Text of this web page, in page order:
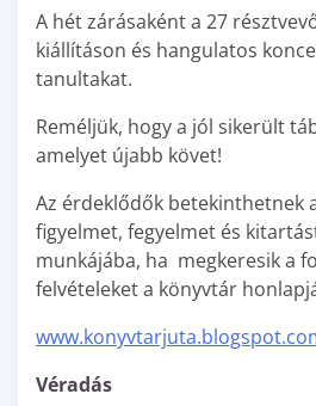
A hét zárásaként a 27
kiállításon és hangulatos
tanultakat.
Reméljük, hogy a jól sikerült
amelyet újabb követ!
Az érdeklődők betekinthetnek
figyelmet, fegyelmet és
munkájába, ha megkeresik a
felvételeket a könyvtár
Véradás